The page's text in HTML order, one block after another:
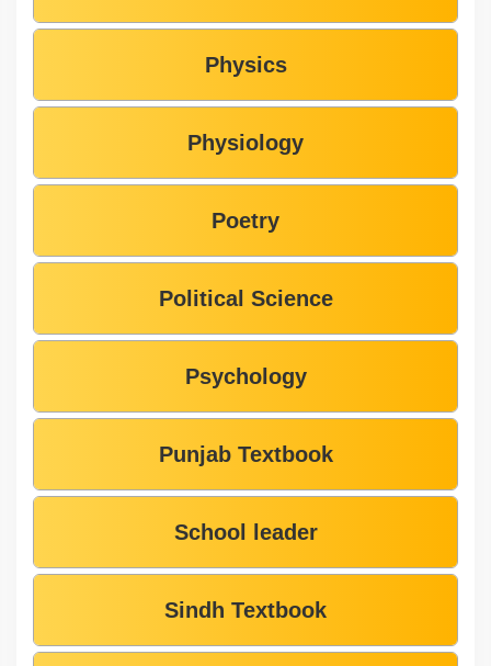
Physics
Physiology
Poetry
Political Science
Psychology
Punjab Textbook
School leader
Sindh Textbook